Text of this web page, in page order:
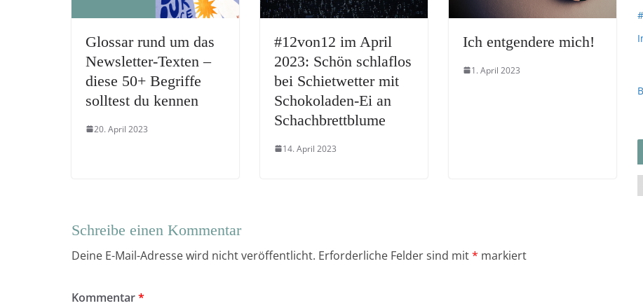
Glossar rund um das
Newsletter-Texten –
diese 50+ Begriffe
solltest du kennen
20. April 2023
#12von12 im April
2023: Schön schlaflos
bei Schietwetter mit
Schokoladen-Ei an
Schachbrettblume
14. April 2023
Ich entgendere mich!
1. April 2023
Schreibe einen Kommentar
Deine E-Mail-Adresse wird nicht veröffentlicht. Erforderliche Felder sind mit* markiert
Kommentar*
a